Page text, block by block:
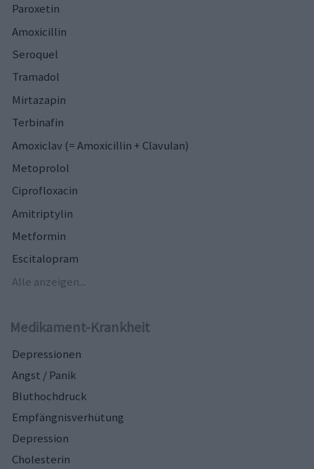
Paroxetin
Amoxicillin
Seroquel
Tramadol
Mirtazapin
Terbinafin
Amoxiclav (= Amoxicillin + Clavulan)
Metoprolol
Ciprofloxacin
Amitriptylin
Metformin
Escitalopram
Alle anzeigen...
Medikament-Krankheit
Depressionen
Angst / Panik
Bluthochdruck
Empfängnisverhütung
Depression
Cholesterin